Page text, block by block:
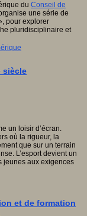
du Conseil de
une série de
pour explorer
pluridisciplinaire et
siècle
un loisir d’écran.
où la rigueur, la
que sur un terrain
L’esport devient un
jeunes aux exigences
et de formation